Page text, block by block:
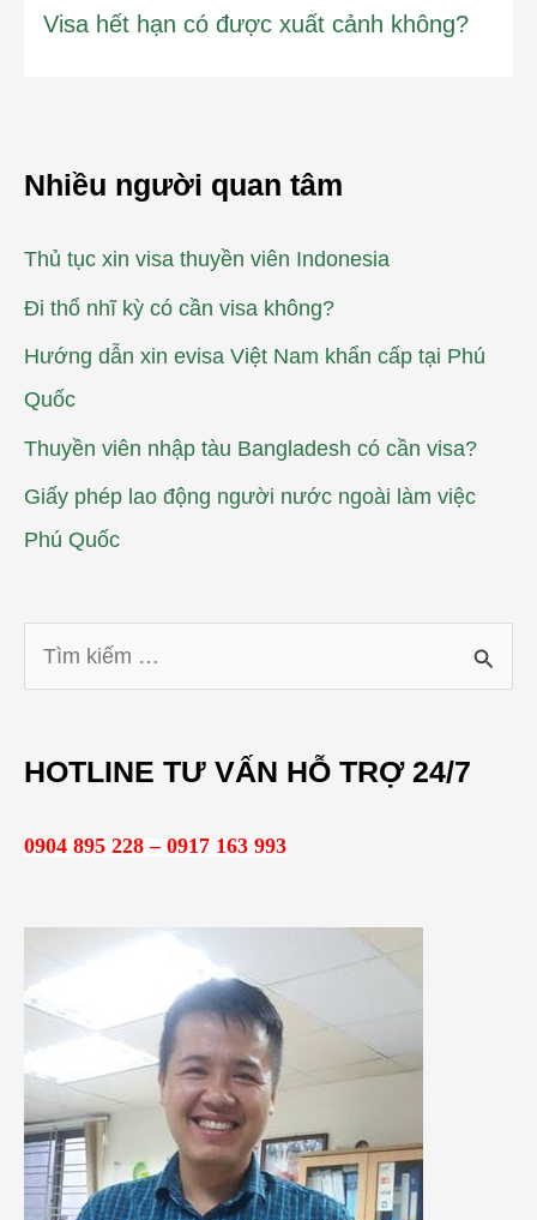
Visa hết hạn có được xuất cảnh không?
Nhiều người quan tâm
Thủ tục xin visa thuyền viên Indonesia
Đi thổ nhĩ kỳ có cần visa không?
Hướng dẫn xin evisa Việt Nam khẩn cấp tại Phú
Quốc
Thuyền viên nhập tàu Bangladesh có cần visa?
Giấy phép lao động người nước ngoài làm việc
Phú Quốc
i
m
HOTLINE TƯ VẤN HỖ TRỢ 24/7
0904 895 228 – 0917 163 993